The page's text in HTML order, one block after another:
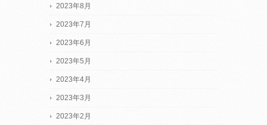
2023年8月
2023年7月
2023年6月
2023年5月
2023年4月
2023年3月
2023年2月